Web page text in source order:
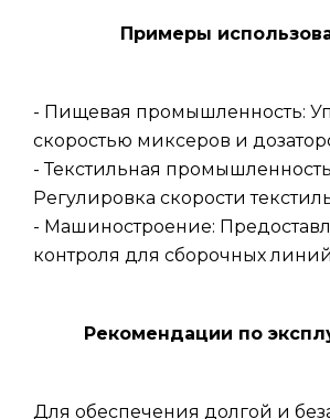
Примеры
- Пищевая промышленность:
скоростью миксеров и
- Текстильная
Регулировка скорости
- Машиностроение:
контроля для сборочных
Рекомендации по
Для обеспечения долгой и